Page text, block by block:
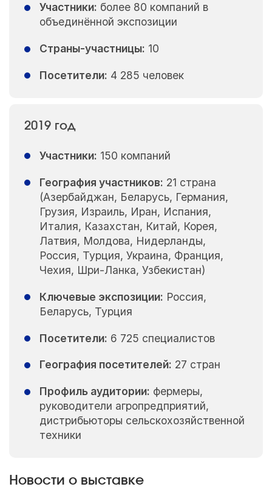
Участники: более 80 компаний в
объединённой экспозиции
Страны-участницы: 10
Посетители: 4 285 человек
2019 год
Участники: 150 компаний
География участников: 21 страна
(Азербайджан, Беларусь, Германия,
Грузия, Израиль, Иран, Испания,
Италия, Казахстан, Китай, Корея,
Латвия, Молдова, Нидерланды,
Россия, Турция, Украина, Франция,
Чехия, Шри-Ланка, Узбекистан)
Ключевые экспозиции: Россия,
Беларусь, Турция
Посетители: 6 725 специалистов
География посетителей: 27 стран
Профиль аудитории: фермеры,
руководители агропредприятий,
дистрибьюторы сельскохозяйственной
техники
Новости о выставке